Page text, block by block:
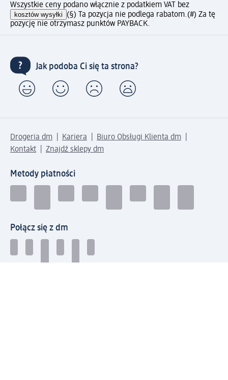
Wszystkie ceny podano włącznie z podatkiem VAT bez
kosztów wysyłki (§) Ta pozycja nie podlega rabatom.(#) Za tę
pozycję nie otrzymasz punktów PAYBACK.
Jak podoba Ci się ta strona?
Drogeria dm Kariera
Biuro Obsługi Klienta dm
Kontakt
Znajdź sklepy dm
Metody płatności
Połącz się z dm